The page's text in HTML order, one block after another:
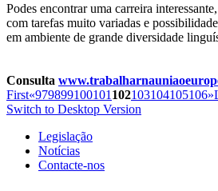
Podes encontrar uma carreira
com tarefas muito variadas e
em ambiente de grande diversidade
Consulta
First«979899100101 102103104105106»
Switch to Desktop Version
Legislação
Notícias
Contacte-nos